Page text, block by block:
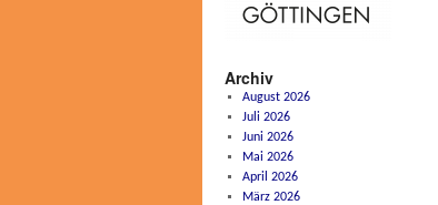
Archiv
August 2026
Juli 2026
Juni 2026
Mai 2026
April 2026
März 2026